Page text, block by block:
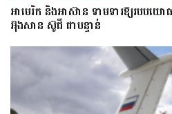
អាមេរិក និងអាស៊ាន ទាមទារឱ្យ​របប
អ៊ុងសាន ស៊ូជី ជា​បន្ទាន់